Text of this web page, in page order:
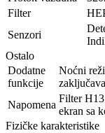
Filter
Senzori
Ostalo
Dodatne
funkcije
Noćni
Napomena
Filter
ekran sa
Fizičke karakteristike